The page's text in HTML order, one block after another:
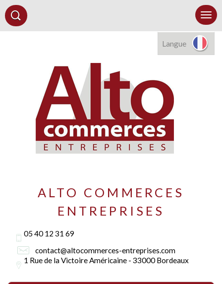
Langue
ALTO COMMERCES
ENTREPRISES
05 40 12 31 69
contact@altocommerces-entreprises.com
1 Rue de la Victoire Américaine - 33000 Bordeaux